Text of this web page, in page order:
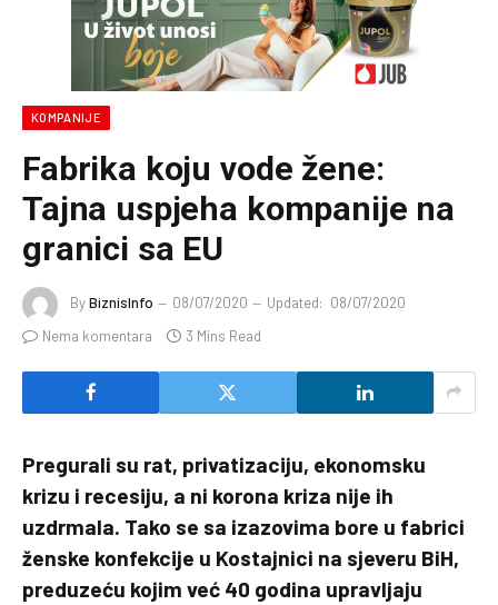
KOMPANIJE
Fabrika koju vode žene:
Tajna uspjeha kompanije na
granici sa EU
ByBiznisInfo 08/07/2020 Updated: 08/07/2020
Nema komentara
3 Mins Read
Pregurali su rat, privatizaciju, ekonomsku
krizu i recesiju, a ni korona kriza nije ih
uzdrmala. Tako se sa izazovima bore u fabrici
ženske konfekcije u Kostajnici na sjeveru BiH,
preduzeću kojim već 40 godina upravljaju